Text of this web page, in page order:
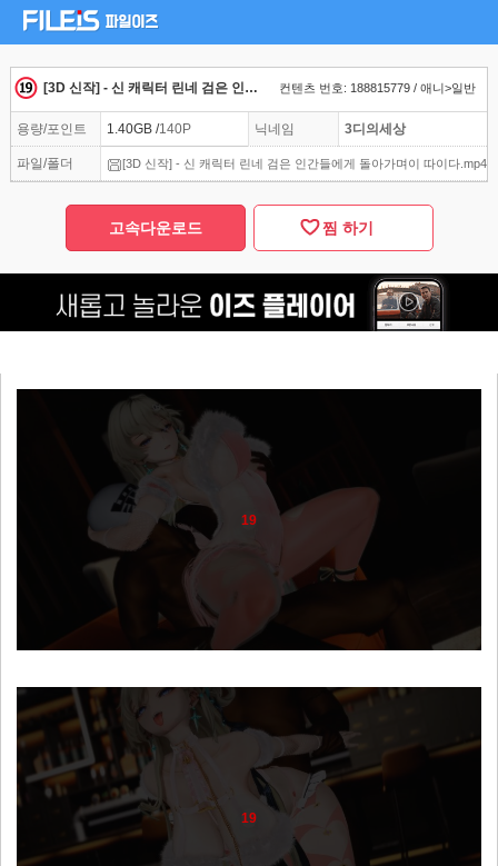
[3D 신작] - 신 캐릭터 린네 검은 인간들에게 돌아가며이 따이다 컨텐츠 번호: 188815779 / 애니>일반
용량/포인트 1.40GB /140P 닉네임 3디의세상
파일/폴더 [3D 신작] - 신 캐릭터 린네 검은 인간들에게 돌아가며이 따이다.mp4
고속다운로드 찜 하기
19
19